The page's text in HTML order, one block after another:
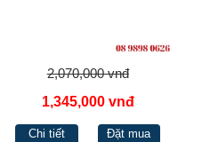
2,070,000 vnđ
1,345,000 vnđ
Chi tiết Đặt mua